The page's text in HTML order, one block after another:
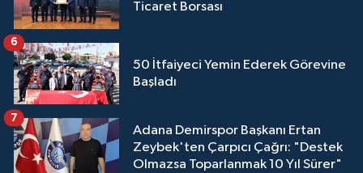
Ticaret Borsası
50 İtfaiyeci Yemin Ederek Görevine
Başladı
6
Adana Demirspor Başkanı Ertan
Zeybek'ten Çarpıcı Çağrı: "Destek
Olmazsa Toparlanmak 10 Yıl Sürer"
7